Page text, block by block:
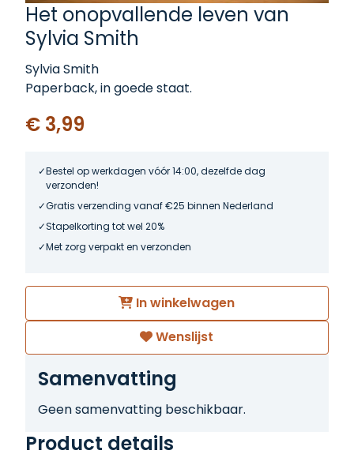
Het onopvallende leven van
Sylvia Smith
Sylvia Smith
Paperback, in goede staat.
€ 3,99
Bestel op werkdagen vóór 14:00, dezelfde dag
verzonden!
Gratis verzending vanaf €25 binnen Nederland
Stapelkorting tot wel 20%
Met zorg verpakt en verzonden
In winkelwagen
Wenslijst
Samenvatting
Geen samenvatting beschikbaar.
Product details